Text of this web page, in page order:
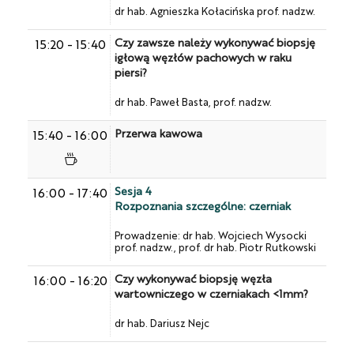
dr hab. Agnieszka Kołacińska prof. nadzw.
15:20 - 15:40
Czy zawsze należy wykonywać biopsję
igłową węzłów pachowych w raku
piersi?
dr hab. Paweł Basta, prof. nadzw.
15:40 - 16:00 Przerwa kawowa
16:00 - 17:40 Sesja 4
Rozpoznania szczególne: czerniak
Prowadzenie: dr hab. Wojciech Wysocki
prof. nadzw., prof. dr hab. Piotr Rutkowski
16:00 - 16:20 Czy wykonywać biopsję węzła
wartowniczego w czerniakach <1mm?
dr hab. Dariusz Nejc